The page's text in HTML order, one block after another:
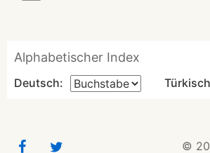
Alphabetischer Index
Deutsch:
©